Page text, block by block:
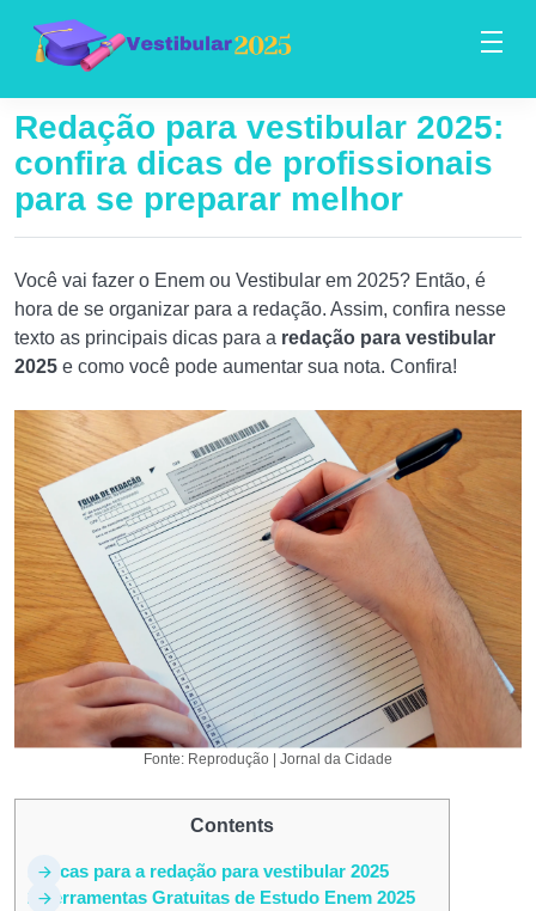
Redação para vestibular 2025:
confira dicas de profissionais
para se preparar melhor
Você vai fazer o Enem ou Vestibular em 2025? Então, é
hora de se organizar para a redação. Assim, confira nesse
texto as principais dicas para a redação para vestibular
2025 e como você pode aumentar sua nota. Confira!
Fonte: Reprodução | Jornal da Cidade
Contents
Dicas para a redação para vestibular 2025
2 Ferramentas Gratuitas de Estudo Enem 2025